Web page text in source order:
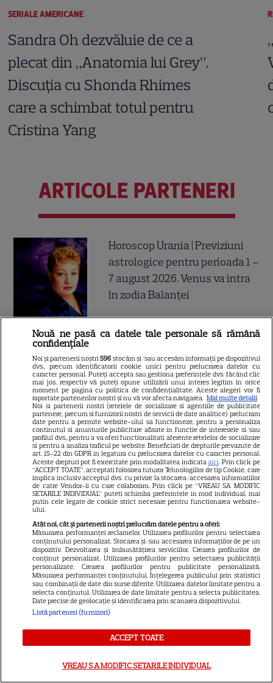
SERIALE AMERICANE
Sandra Oh dezvăluie de ce a
plecat din „Anatomia lui Grey”.
Discuția cu Shonda Rhimes
care a schimbat totul pentru
Cristina Yang
ARTICOLE PARTENERI
Horoscop Urania | Previziuni
astrologice pentru perioada 1 –
7 august 2026. Venus va intra
în zodia Balanței
beneficii are
Postul Sfintei Mării – Postul
Adormirii Maicii Domnului. Ce
se mănâncă în post
Ce vase de gătit îți trebuie
dacă te muți singur – ustensile
pe care trebuie să le ai în
bucătărie
Nouă ne pasă ca datele tale personale să rămână
confidențiale
Noi și partenerii noștri596 stocăm și/sau accesăm informații pe dispozitivul
dvs., precum identificatorii cookie unici pentru prelucrarea datelor cu
caracter personal. Puteți accepta sau gestiona preferințele dvs. făcând clic
mai jos, respectiv vă puteți opune utilizării unui interes legitim în orice
moment pe pagina cu politica de confidențialitate. Aceste alegeri vor fi
raportate partenerilor noștri și nu vă vor afecta navigarea. Mai multe detalii
Noi si partenerii nostri (retelele de socializare si agentiile de publicitate
partenere, precum si furnizorii nostri de servicii de date analitice) prelucram
date pentru a permite website-ului sa functioneze, pentru a personaliza
continutul si anunturile publicitare afisate in functie de interesele si/sau
profilul dvs., pentru a va oferi functionalitati aferente retelelor de socializare
si pentru a analiza traficul pe website. Beneficiati de drepturile prevazute de
art. 15-22 din GDPR in legatura cu prelucrarea datelor cu caracter personal.
Aceste drepturi pot fi exercitate prin modalitatea indicataaici. Prin click pe
“ACCEPT TOATE”, acceptati folosirea tuturor Tehnologiilor de tip Cookie, care
implica inclusiv acceptul dvs. cu privire la stocarea/accesarea informatiilor
de catre Vendor-ii cu care colaboram. Prin click pe “VREAU SA MODIFIC
SETARILE INDIVIDUAL” puteti schimba preferintele in mod individual, mai
putin cele legate de cookie strict necesare pentru functionarea website-
ului.
Atât noi, cât și partenerii noștri prelucrăm datele pentru a oferi:
Măsurarea performanței reclamelor. Utilizarea profilurilor pentru selectarea
conținutului personalizat. Stocarea și/sau accesarea informațiilor de pe un
dispozitiv. Dezvoltarea și îmbunătățirea serviciilor. Crearea profilurilor de
conținut personalizat. Utilizarea profilurilor pentru selectarea publicității
personalizate. Crearea profilurilor pentru publicitate personalizată.
Măsurarea performanței conținutului. Înțelegerea publicului prin statistici
sau combinații de date din surse diferite. Utilizarea datelor limitate pentru a
selecta conținutul. Utilizarea de date limitate pentru a selecta publicitatea.
Date precise de geolocație și identificarea prin scanarea dispozitivului.
Listă parteneri (furnizori)
ACCEPT TOATE
VREAU SA MODIFIC SETARILE INDIVIDUAL